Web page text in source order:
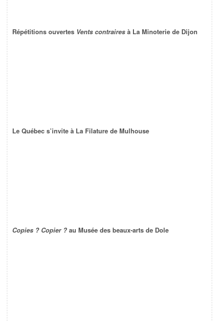
Répétitions ouvertes Vents contraires à La Minoterie de Dijon
Le Québec s’invite à La Filature de Mulhouse
Copies ? Copier ? au Musée des beaux-arts de Dole